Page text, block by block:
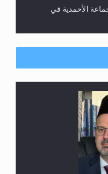
الأحمدية في
الله في هولندا